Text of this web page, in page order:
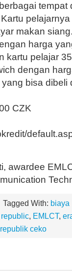
tempat
makan
harga
kartu pelajar
dengan
bisa dibeli
CZK
awardee
Tagged With: biaya
, EMLCT,
republik ceko